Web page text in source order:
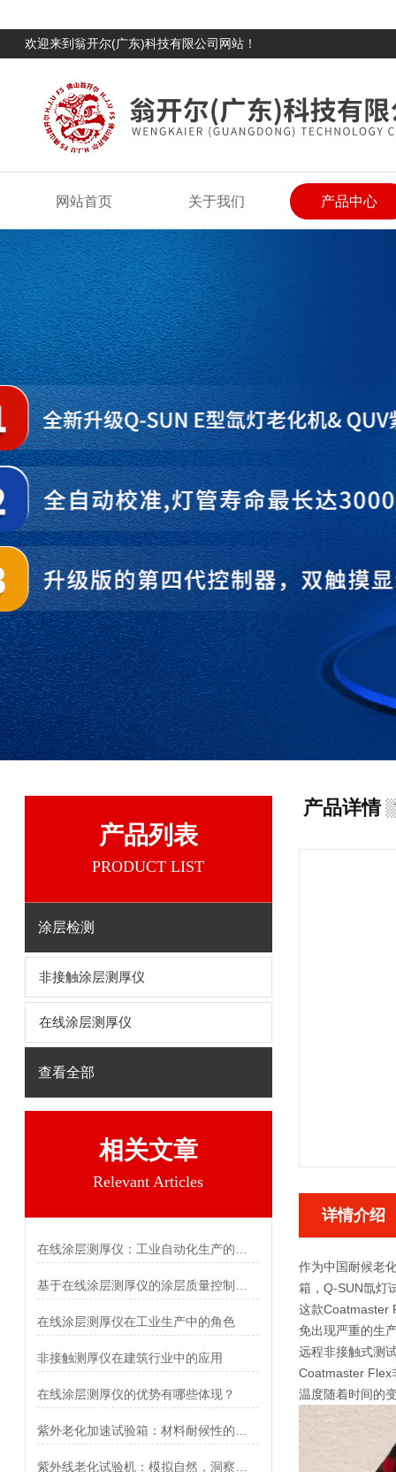
欢迎来到翁开尔(广东)科技有限公司网站！
网站首页 关于我们 产品中心
产品列表
PRODUCT LIST
涂层检测
非接触涂层测厚仪
在线涂层测厚仪
查看全部
相关文章
Relevant Articles
在线涂层测厚仪在工业生产中的角色
非接触测厚仪在建筑行业中的应用
在线涂层测厚仪的优势有哪些体现？
产品详情
详情介绍
作为中国耐候老
箱，Q-SUN氙灯
这款Coatmaster
免出现严重的生
远程非接触式测
Coatmaster Flex
温度随着时间的